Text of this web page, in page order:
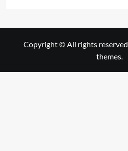
Copyright © All rights reserved.
themes.